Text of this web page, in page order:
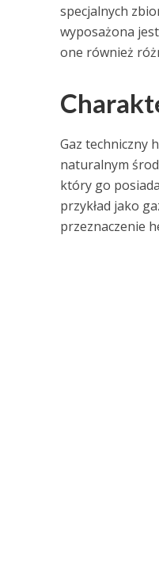
specjalnych
wyposażona
one również
Gaz techniczny
naturalnym
który go
przykład jako
przeznaczenie